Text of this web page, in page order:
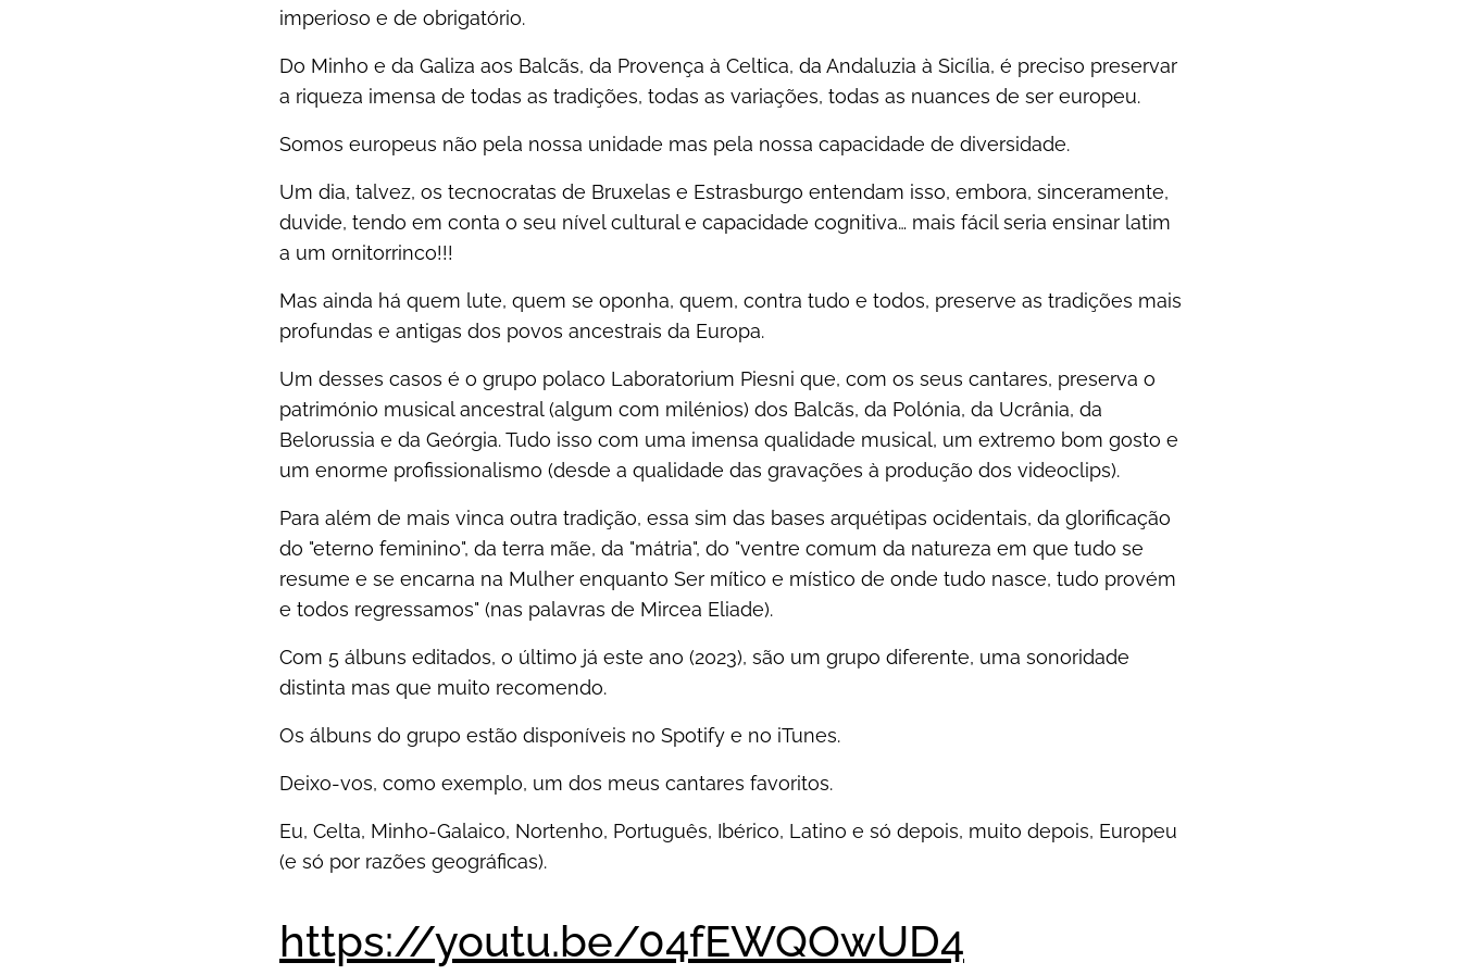
imperioso e de obrigatório.
Do Minho e da Galiza aos Balcãs, da Provença à Celtica, da Andaluzia à Sicília, é preciso preservar
a riqueza imensa de todas as tradições, todas as variações, todas as nuances de ser europeu.
Somos europeus não pela nossa unidade mas pela nossa capacidade de diversidade.
Um dia, talvez, os tecnocratas de Bruxelas e Estrasburgo entendam isso, embora, sinceramente,
duvide, tendo em conta o seu nível cultural e capacidade cognitiva… mais fácil seria ensinar latim
a um ornitorrinco!!!
Mas ainda há quem lute, quem se oponha, quem, contra tudo e todos, preserve as tradições mais
profundas e antigas dos povos ancestrais da Europa.
Um desses casos é o grupo polaco Laboratorium Piesni que, com os seus cantares, preserva o
património musical ancestral (algum com milénios) dos Balcãs, da Polónia, da Ucrânia, da
Belorussia e da Geórgia. Tudo isso com uma imensa qualidade musical, um extremo bom gosto e
um enorme profissionalismo (desde a qualidade das gravações à produção dos videoclips).
Para além de mais vinca outra tradição, essa sim das bases arquétipas ocidentais, da glorificação
do "eterno feminino", da terra mãe, da "mátria", do "ventre comum da natureza em que tudo se
resume e se encarna na Mulher enquanto Ser mítico e místico de onde tudo nasce, tudo provém
e todos regressamos" (nas palavras de Mircea Eliade).
Com 5 álbuns editados, o último já este ano (2023), são um grupo diferente, uma sonoridade
distinta mas que muito recomendo.
Os álbuns do grupo estão disponíveis no Spotify e no iTunes.
Deixo-vos, como exemplo, um dos meus cantares favoritos.
Eu, Celta, Minho-Galaico, Nortenho, Português, Ibérico, Latino e só depois, muito depois, Europeu
(e só por razões geográficas).
https://youtu.be/04fEWQOwUD4